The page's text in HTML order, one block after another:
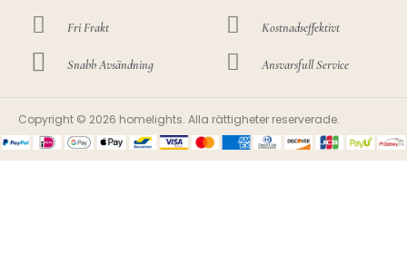
Fri Frakt Kostnadseffektivt
Snabb Avsändning Ansvarsfull Service
Copyright © 2026 homelights. Alla rättigheter reserverade.